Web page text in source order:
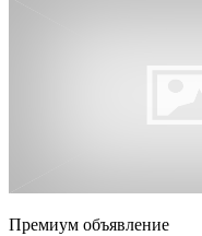
Премиум объявление